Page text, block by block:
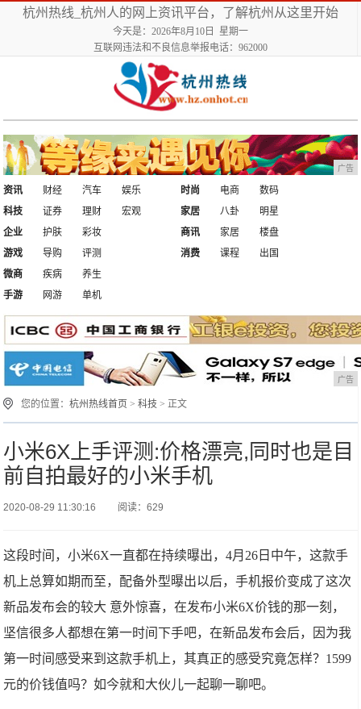
杭州热线_杭州人的网上资讯平台，了解杭州从这里开始
今天是：2026年8月10日 星期一
互联网违法和不良信息举报电话：962000
广告
资讯 财经 汽车
娱乐
科技
证券 理财 宏观
时尚 电商
数码
家居
八卦
明星
企业
护肤
彩妆
游戏
导购 评测
商讯 家居
楼盘
消费
课程
出国
微商
疾病
养生
手游
网游 单机
广告
您的位置：杭州热线首页 >科技 > 正文
小米6X上手评测:价格漂亮,同时也是目
前自拍最好的小米手机
2020-08-29 11:30:16 阅读：629
这段时间，小米6X一直都在持续曝出，4月26日中午，这款手
机上总算如期而至，配备外型曝出以后，手机报价变成了这次
新品发布会的较大 意外惊喜，在发布小米6X价钱的那一刻，
坚信很多人都想在第一时间下手吧，在新品发布会后，因为我
第一时间感受来到这款手机上，其真正的感受究竟怎样？1599
元的价钱值吗？如今就和大伙儿一起聊一聊吧。